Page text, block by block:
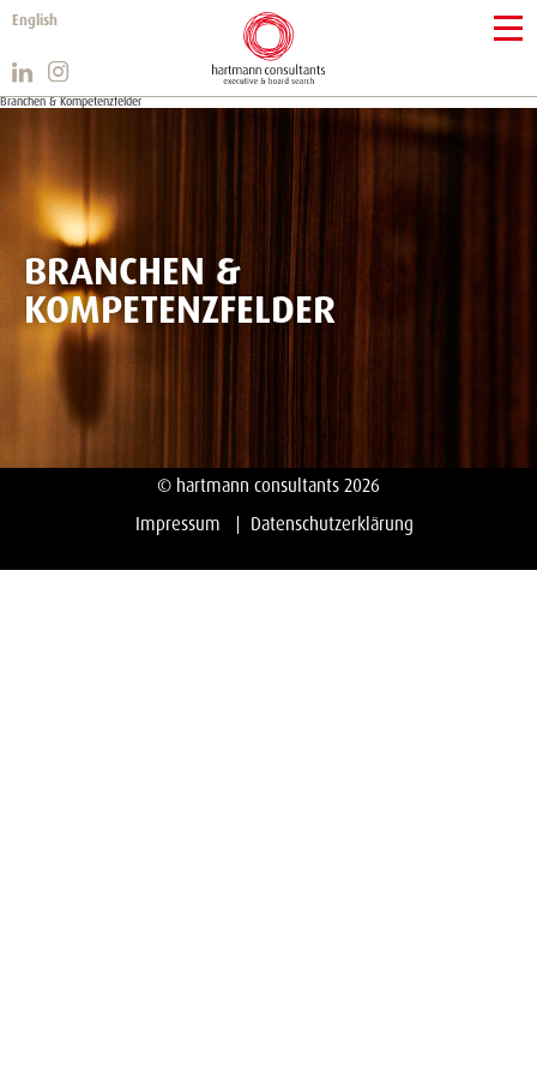
English
Branchen & Kompetenzfelder
BRANCHEN &
KOMPETENZFELDER
© hartmann consultants 2026
Impressum
Datenschutzerklärung